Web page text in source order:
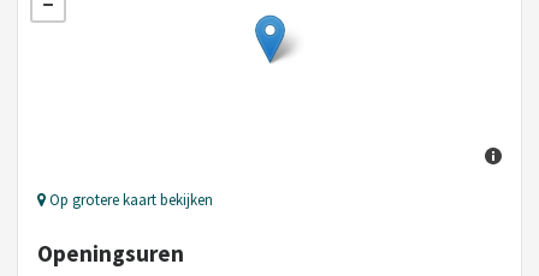
Op grotere kaart bekijken
Openingsuren